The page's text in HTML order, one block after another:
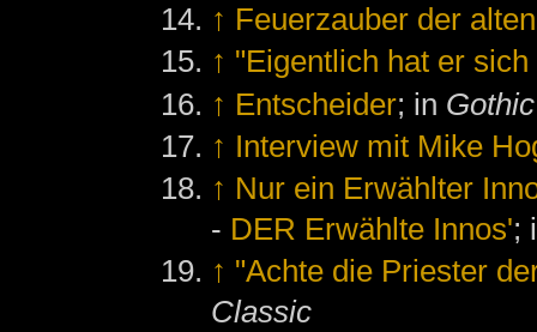
↑ Feuerzauber der
↑ "Eigentlich hat er
↑ Entscheider; in
↑ Interview mit Mike
↑ Nur ein Erwählter
- DER Erwählte Innos';
↑ "Achte die Priester
Classic